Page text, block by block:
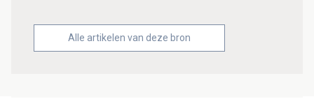
Alle artikelen van deze bron